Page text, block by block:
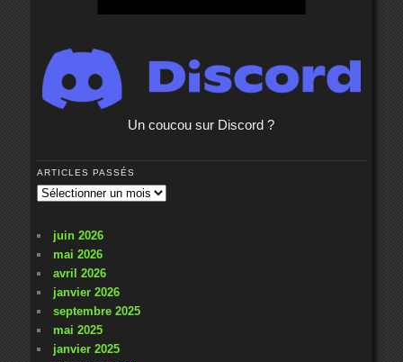
Un coucou sur Discord ?
ARTICLES PASSÉS
Articles
juin 2026
mai 2026
avril 2026
janvier 2026
septembre 2025
mai 2025
janvier 2025